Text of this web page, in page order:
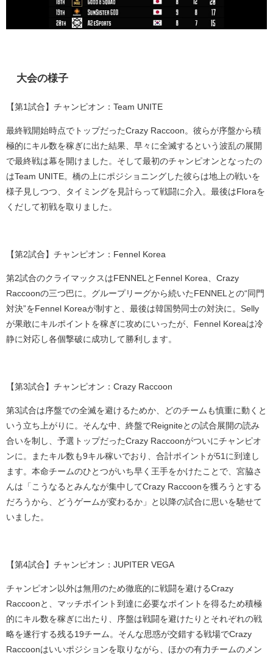
大会の様子
【第1 試合】チャンピオン： Team UNITE
最終戦開始時点でトップだったCrazy Raccoon 。彼らが序盤から積
極的にキル数を稼ぎに出た結果、早々に全滅するという波乱の展開
で最終戦は幕を開けました。そして最初のチャンピオンとなったの
はTeam UNITE。橋の上にポジショニングした彼らは地上の戦いを
様子見しつつ、タイミングを見計らって戦闘に介入。最後は Floraを
くだして初戦を取りました。
【第2試合】チャンピオン： Fennel Korea
第2試合のクライマックスは FENNEL と Fennel Korea
Crazy
Raccoonの三つ巴に。グループリーグから続いた FENNEL との“ 同門
対決”を Fennel Koreaが制すと、最後は韓国勢同士の対決に。 Selly
が果敢にキルポイントを稼ぎに攻めにいったが、
Fennel Koreaは冷
静に対応し各個撃破に成功して勝利します。
【第3試合】チャンピオン： Crazy Raccoon
第3試合は序盤での全滅を避けるためか、どのチームも慎重に動くと
いう立ち上がりに。そんな中、終盤でReigniteとの試合展開の読み
合いを制し、予選トップだったCrazy Raccoonがついにチャンピオ
ンに。またキル数も9キル稼いでおり、合計ポイントが51 に到達し
ます。本命チームのひとつがいち早く王手をかけたことで、宮脇さ
んは「こうなるとみんなが集中してCrazy Raccoonを獲ろうとする
だろうから、どうゲームが変わるか」と以降の試合に思いを馳せて
いました。
【第4試合】チャンピオン： JUPITER VEGA
チャンピオン以外は無用のため徹底的に戦闘を避けるCrazy
Raccoon と、マッチポイント到達に必要なポイントを得るため積極
的にキル数を稼ぎに出たり、序盤は戦闘を避けたりとそれぞれの戦
略を遂行する残る 19チーム。そんな思惑が交錯する戦場でCrazy
Raccoonはいいポジションを取りながら、ほかの有力チームのメン